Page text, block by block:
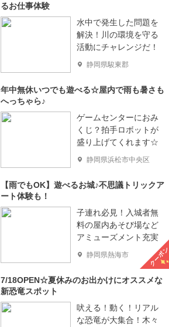
るお仕事体験
水中で発生した問題を
解決！川の環境を守る
活動にチャレンジだ！
静岡県駿東郡
年中無休いつでも遊べる☆屋内で雨も暑さも
へっちゃら♪
ゲームセンターにおみ
くじ？拍手ロボットが
盛り上げてくれます☆
静岡県浜松市中央区
【雨でもOK】遊べるお城♪不思議トリックア
ート体験も！
子連れ必見！入城者無
料の屋内あそび場など
アミューズメント充実
静岡県熱海市 クーポン
7/18OPEN☆夏休みのお出かけにオススメな
新恐竜スポット
吠える！動く！リアル
な恐竜が大集合！木々